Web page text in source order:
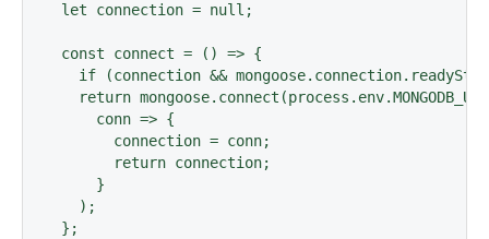
let connection = null;
const connect = () => {
if (connection &&
return
    conn => {
      connection = conn;
      return connection;
    }
  );
};